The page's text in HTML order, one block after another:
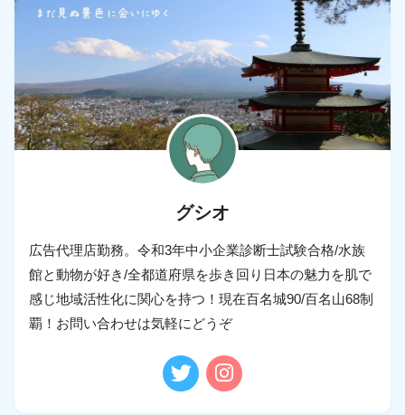
グシオ
広告代理店勤務。令和3年中小企業診断士試験合格/水族
館と動物が好き/全都道府県を歩き回り日本の魅力を肌で
感じ地域活性化に関心を持つ！現在百名城90/百名山68制
覇！お問い合わせは気軽にどうぞ